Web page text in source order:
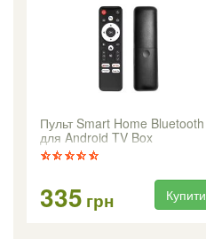
Пульт Smart Home Bluetooth
для Android TV Box
335 грн Купити